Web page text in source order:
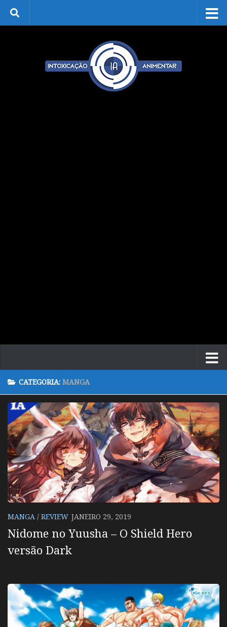
Skip to content
CATEGORIA: MANGA
MANGA / REVIEW JANEIRO 29, 2019
Nidome no Yuusha – O Shield Hero
versão Dark